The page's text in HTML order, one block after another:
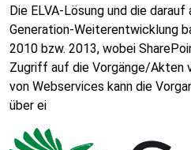
Die ELVA-Lösung und die
Generation-Weiterentwicklung
2010 bzw. 2013, wobei
Zugriff auf die Vorgänge/Akten
von Webservices kann die
über ei